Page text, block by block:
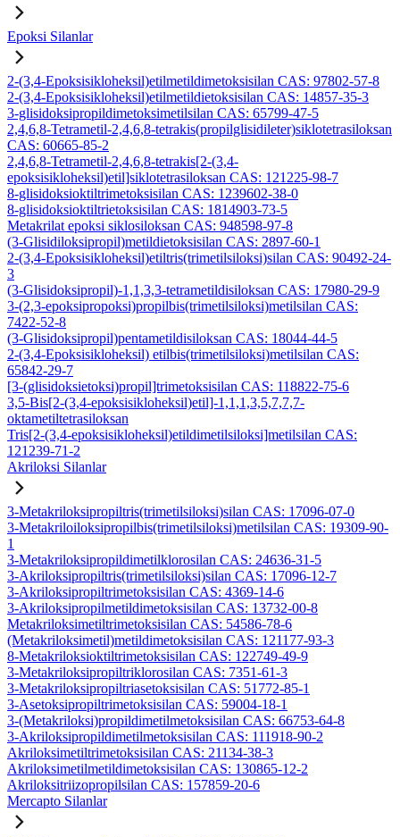
Epoksi Silanlar
2-(3,4-Epoksisikloheksil)etilmetildimetoksisilan CAS: 97802-57-8
2-(3,4-Epoksisikloheksil)etilmetildietoksisilan CAS: 14857-35-3
3-glisidoksipropildimetoksimetilsilan CAS: 65799-47-5
2,4,6,8-Tetrametil-2,4,6,8-tetrakis(propilglisidileter)siklotetrasiloksan
CAS: 60665-85-2
2,4,6,8-Tetrametil-2,4,6,8-tetrakis[2-(3,4-
epoksisikloheksil)etil]siklotetrasiloksan CAS: 121225-98-7
8-glisidoksioktiltrimetoksisilan CAS: 1239602-38-0
8-glisidoksioktiltrietoksisilan CAS: 1814903-73-5
Metakrilat epoksi siklosiloksan CAS: 948598-97-8
(3-Glisidiloksipropil)metildietoksisilan CAS: 2897-60-1
2-(3,4-Epoksisikloheksil)etiltris(trimetilsiloksi)silan CAS: 90492-24-
3
(3-Glisidoksipropil)-1,1,3,3-tetrametildisiloksan CAS: 17980-29-9
3-(2,3-epoksipropoksi)propilbis(trimetilsiloksi)metilsilan CAS:
7422-52-8
(3-Glisidoksipropil)pentametildisiloksan CAS: 18044-44-5
2-(3,4-Epoksisikloheksil) etilbis(trimetilsiloksi)metilsilan CAS:
65842-29-7
[3-(glisidoksietoksi)propil]trimetoksisilan CAS: 118822-75-6
3,5-Bis[2-(3,4-epoksisikloheksil)etil]-1,1,1,3,5,7,7,7-
oktametiltetrasiloksan
Tris[2-(3,4-epoksisikloheksil)etildimetilsiloksi]metilsilan CAS:
121239-71-2
Akriloksi Silanlar
3-Metakriloksipropiltris(trimetilsiloksi)silan CAS: 17096-07-0
3-Metakriloiloksipropilbis(trimetilsiloksi)metilsilan CAS: 19309-90-
1
3-Metakriloksipropildimetilklorosilan CAS: 24636-31-5
3-Akriloksipropiltris(trimetilsiloksi)silan CAS: 17096-12-7
3-Akriloksipropiltrimetoksisilan CAS: 4369-14-6
3-Akriloksipropilmetildimetoksisilan CAS: 13732-00-8
Metakriloksimetiltrimetoksisilan CAS: 54586-78-6
(Metakriloksimetil)metildimetoksisilan CAS: 121177-93-3
8-Metakriloksioktiltrimetoksisilan CAS: 122749-49-9
3-Metakriloksipropiltriklorosilan CAS: 7351-61-3
3-Metakriloksipropiltriasetoksisilan CAS: 51772-85-1
3-Asetoksipropiltrimetoksisilan CAS: 59004-18-1
3-(Metakriloksi)propildimetilmetoksisilan CAS: 66753-64-8
3-Akriloksipropildimetilmetoksisilan CAS: 111918-90-2
Akriloksimetiltrimetoksisilan CAS: 21134-38-3
Akriloksimetilmetildimetoksisilan CAS: 130865-12-2
Akriloksitriizopropilsilan CAS: 157859-20-6
Mercapto Silanlar